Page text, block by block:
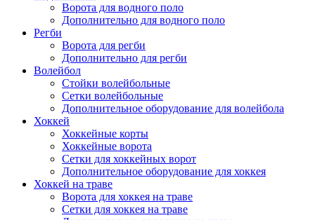
Ворота для водного поло
Дополнительно для водного поло
Регби
Ворота для регби
Дополнительно для регби
Волейбол
Стойки волейбольные
Сетки волейбольные
Дополнительное оборудование для волейбола
Хоккей
Хоккейные корты
Хоккейные ворота
Сетки для хоккейных ворот
Дополнительное оборудование для хоккея
Хоккей на траве
Ворота для хоккея на траве
Сетки для хоккея на траве